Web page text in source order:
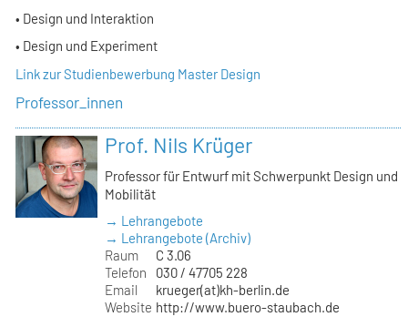
• Design und Interaktion
• Design und Experiment
Link zur Studienbewerbung Master Design
Professor_innen
Prof. Nils Krüger
Professor für Entwurf mit Schwerpunkt Design und
Mobilität
→ Lehrangebote
→ Lehrangebote (Archiv)
Raum
C 3.06
Telefon
030 / 47705 228
Email
krueger(at)kh-berlin.de
Website http://www.buero-staubach.de